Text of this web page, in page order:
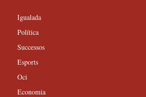
Igualada
Política
Successos
Esports
Oci
Economia